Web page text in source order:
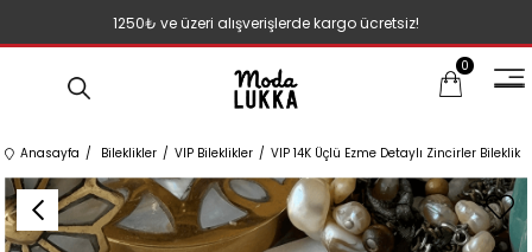
1250₺ ve üzeri alışverişlerde kargo ücretsiz!
0
Anasayfa Bileklikler VIP Bileklikler VIP 14K Üçlü Ezme Detaylı Zincirler Bileklik